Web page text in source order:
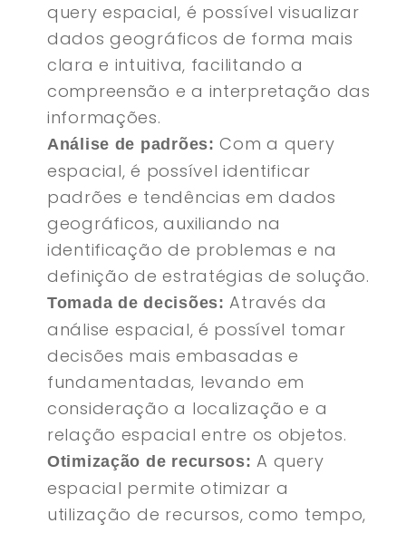
query espacial, é possível visualizar
dados geográficos de forma mais
clara e intuitiva, facilitando a
compreensão e a interpretação das
informações.
Análise de padrões: Com a query
espacial, é possível identificar
padrões e tendências em dados
geográficos, auxiliando na
identificação de problemas e na
definição de estratégias de solução.
Tomada de decisões: Através da
análise espacial, é possível tomar
decisões mais embasadas e
fundamentadas, levando em
consideração a localização e a
relação espacial entre os objetos.
Otimização de recursos: A query
espacial permite otimizar a
utilização de recursos, como tempo,